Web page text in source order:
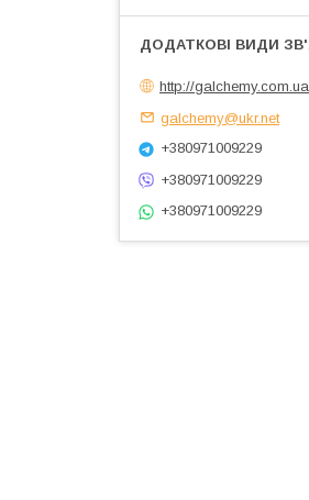
http://galchemy.com.ua
galchemy@ukr.net
+380971009229
+380971009229
+380971009229